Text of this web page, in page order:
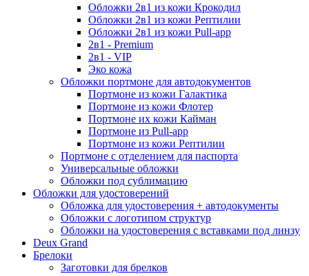
Обложки 2в1 из кожи Крокодил
Обложки 2в1 из кожи Рептилии
Обложки 2в1 из кожи Pull-app
2в1 - Premium
2в1 - VIP
Эко кожа
Обложки портмоне для автодокументов
Портмоне из кожи Галактика
Портмоне из кожи Флотер
Портмоне их кожи Кайман
Портмоне из Pull-app
Портмоне из кожи Рептилии
Портмоне с отделением для паспорта
Универсальные обложки
Обложки под сублимацию
Обложки для удостоверений
Обложка для удостоверения + автодокументы
Обложки с логотипом структур
Обложки на удостоверения с вставками под линзу
Deux Grand
Брелоки
Заготовки для брелков